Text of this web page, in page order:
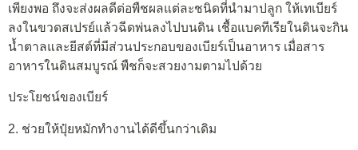
เพียงพอ ถึงจะส่งผลดีต่อพืชผลแต่ละชนิดที่นำมาปลูก ให้เทเบียร์
ลงในขวดสเปรย์แล้วฉีดพ่นลงไปบนดิน เชื้อแบคทีเรียในดินจะกิน
น้ำตาลและยีสต์ที่มีส่วนประกอบของเบียร์เป็นอาหาร เมื่อสาร
อาหารในดินสมบูรณ์ พืชก็จะสวยงามตามไปด้วย
ประโยชน์ของเบียร์
2. ช่วยให้ปุ๋ยหมักทำงานได้ดีขึ้นกว่าเดิม